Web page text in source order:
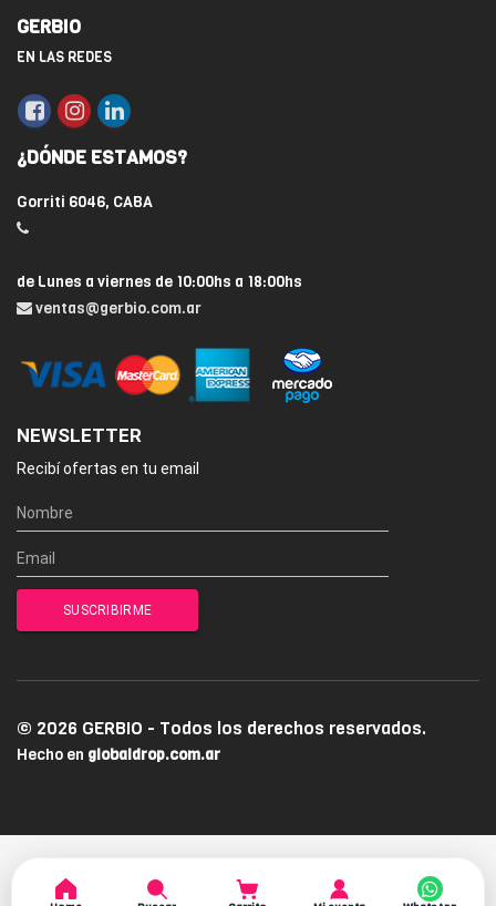
GERBIO
EN LAS REDES
¿DÓNDE ESTAMOS?
Gorriti 6046, CABA
de Lunes a viernes de 10:00hs a 18:00hs
ventas@gerbio.com.ar
NEWSLETTER
Recibí ofertas en tu email
© 2026 GERBIO - Todos los derechos reservados.
Hecho en globaldrop.com.ar